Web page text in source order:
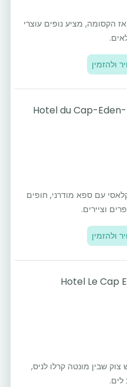
הקסומה, מציע נופים עוצרי
ולהזמין
Hotel du Cap-
עם ספא מודרני, חופים
וציירים.
ולהזמין
Hotel Le Cap
שבין מונטה קרלו לניס,